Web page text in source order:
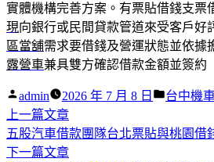
實體機構完善方案。有票貼借錢支票
現向銀行或民間貸款管道來受客戶好
區當舖需求要借錢及營運狀態並依據
露營車兼具雙方確認借款金額並簽約
作
者:
admin 2026 年 7 月 8 日
分
台中機
文
章
上一篇文章下
一
篇
五股汽車借款團隊台北票貼與桃園借
下一篇文章下